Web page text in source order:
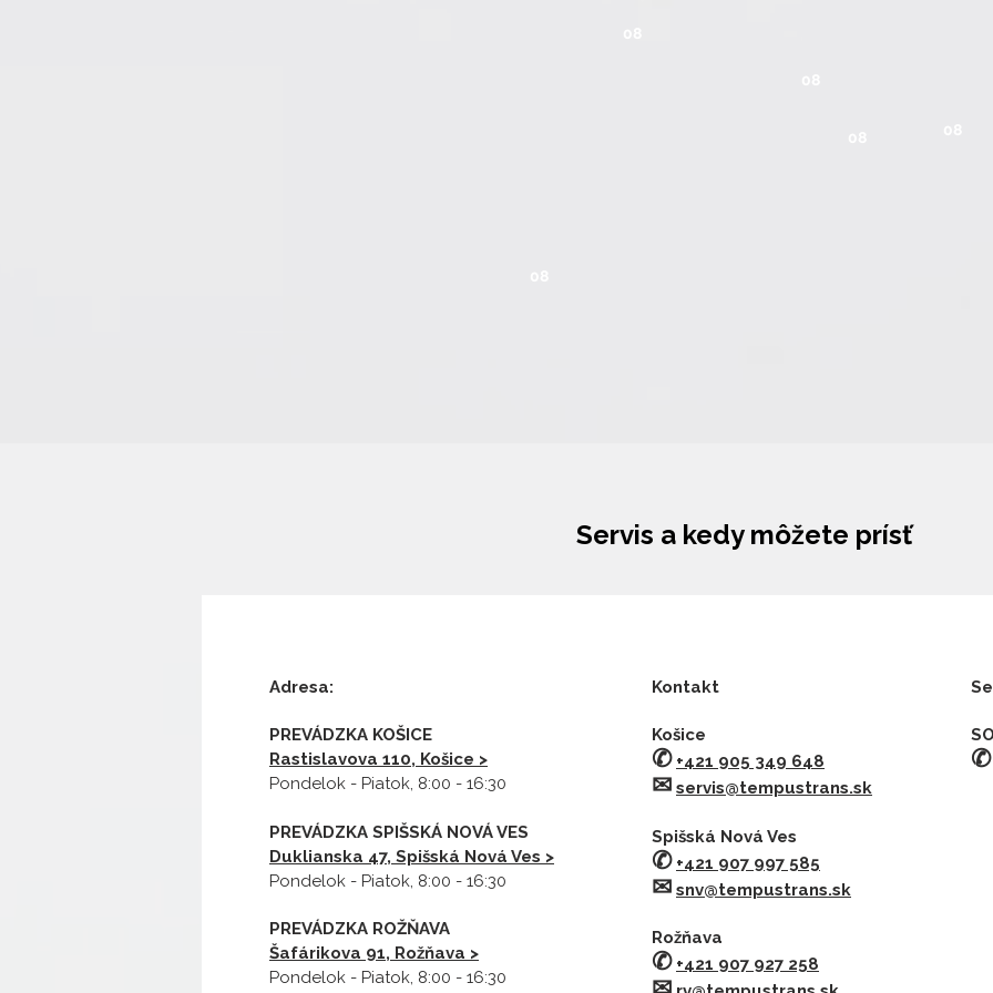
Servis a kedy môžete prísť
Adresa:
PREVÁDZKA KOŠICE
Rastislavova 110, Košice >
Pondelok - Piatok, 8:00 - 16:30
PREVÁDZKA SPIŠSKÁ NOVÁ VES
Duklianska 47, Spišská Nová Ves >
Pondelok - Piatok, 8:00 - 16:30
PREVÁDZKA ROŽŇAVA
Šafárikova 91, Rožňava >
Pondelok - Piatok, 8:00 - 16:30
Kontakt
Košice
✆ +421 905 349 648
✉︎ servis@tempustrans.sk
Spišská Nová Ves
✆ +421 907 997 585
✉︎ snv@tempustrans.sk
Rožňava
✆ +421 907 927 258
✆